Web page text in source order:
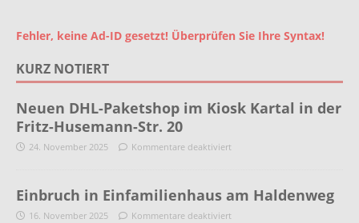
Fehler, keine Ad-ID gesetzt! Überprüfen Sie Ihre Syntax!
KURZ NOTIERT
Neuen DHL-Paketshop im Kiosk Kartal in der
Fritz-Husemann-Str. 20
24. November 2025 Kommentare deaktiviert
Einbruch in Einfamilienhaus am Haldenweg
16. November 2025 Kommentare deaktiviert